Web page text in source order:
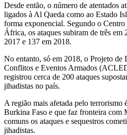
Desde então, o número de atentados
ligados à Al Qaeda como ao Estado
forma exponencial. Segundo o Centro
África, os ataques subiram de três em
2017 e 137 em 2018.
No entanto, só em 2018, o Projeto de
Conflitos e Eventos Armados
registrou cerca de 200 ataques
jihadistas no país.
A região mais afetada pelo terrorismo
Burkina Faso e que faz fronteira com
comuns os ataques e sequestros
jihadistas.